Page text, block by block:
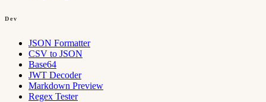
Dev
JSON Formatter
CSV to JSON
Base64
JWT Decoder
Markdown Preview
Regex Tester